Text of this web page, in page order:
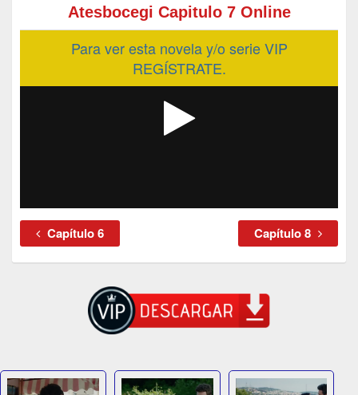
Atesbocegi Capitulo 7 Online
Para ver esta novela y/o serie VIP
REGÍSTRATE.
Capítulo 6 Capítulo 8